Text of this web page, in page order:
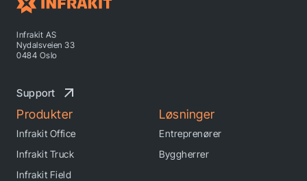
Produkter
Infrakit Office
Infrakit Truck
Infrakit Field
Løsninger
Entreprenører
Byggherrer
Infrakit AS
Nydalsveien 33
0484 Oslo
Support